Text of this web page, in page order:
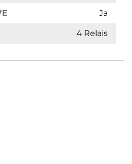
Ja
4 Relais